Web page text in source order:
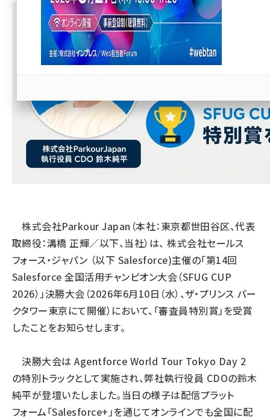
meo (1279)
llmo (1167)
株式会社Parkour Japan（本社：東京都世田谷区、代表
取締役：溝橋 正輝／以下、当社）は、 株式会社セールス
フォース・ジャパン （以下 Salesforce)主催の「第14回
Salesforce 全国活用チャンピオン大会（SFUG CUP
2026）」決勝大会（2026年6月10日（水）、ザ・プリンス パー
クタワー東京にて開催）において、「審査員特別賞」を受賞
したことをお知らせします。
決勝大会は Agentforce World Tour Tokyo Day 2
の特別トラックとして実施され、弊社執行役員 CDOの鈴木
純平が登壇いたしました。当日の様子は配信プラット
フォーム「Salesforce+」を通じてオンラインでも全国に配